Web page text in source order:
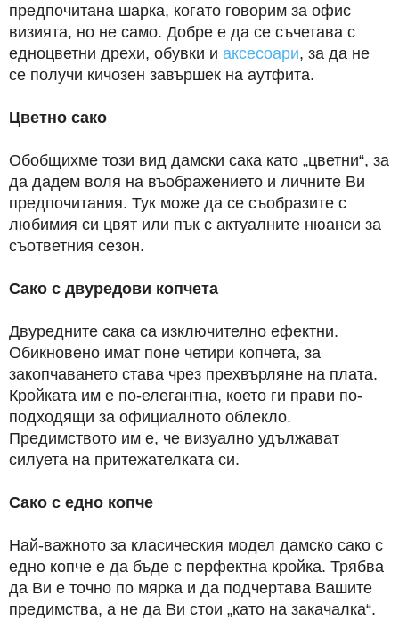
предпочитана шарка, когато говорим за офис
визията, но не само. Добре е да се съчетава с
едноцветни дрехи, обувки и аксесоари, за да не
се получи кичозен завършек на аутфита.
Цветно сако
Обобщихме този вид дамски сака като „цветни“, за
да дадем воля на въображението и личните Ви
предпочитания. Тук може да се съобразите с
любимия си цвят или пък с актуалните нюанси за
съответния сезон.
Сако с двуредови копчета
Двуредните сака са изключително ефектни.
Обикновено имат поне четири копчета, за
закопчаването става чрез прехвърляне на плата.
Кройката им е по-елегантна, което ги прави по-
подходящи за официалното облекло.
Предимството им е, че визуално удължават
силуета на притежателката си.
Сако с едно копче
Най-важното за класическия модел дамско сако с
едно копче е да бъде с перфектна кройка. Трябва
да Ви е точно по мярка и да подчертава Вашите
предимства, а не да Ви стои „като на закачалка“.